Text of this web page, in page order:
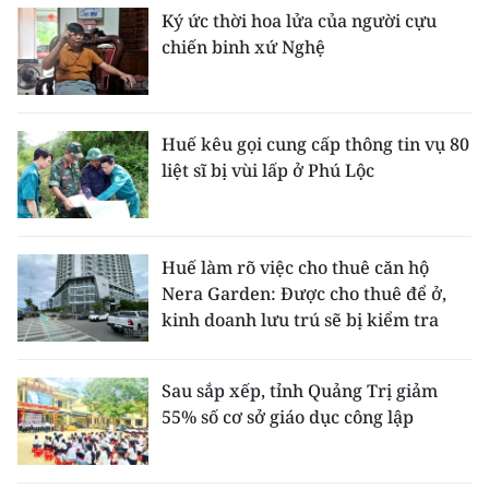
Ký ức thời hoa lửa của người cựu
chiến binh xứ Nghệ
Huế kêu gọi cung cấp thông tin vụ 80
liệt sĩ bị vùi lấp ở Phú Lộc
Huế làm rõ việc cho thuê căn hộ
Nera Garden: Được cho thuê để ở,
kinh doanh lưu trú sẽ bị kiểm tra
Sau sắp xếp, tỉnh Quảng Trị giảm
55% số cơ sở giáo dục công lập